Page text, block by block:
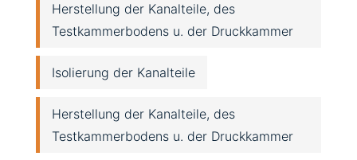
Herstellung der Kanalteile, des
Testkammerbodens u. der Druckkammer
Isolierung der Kanalteile
Herstellung der Kanalteile, des
Testkammerbodens u. der Druckkammer